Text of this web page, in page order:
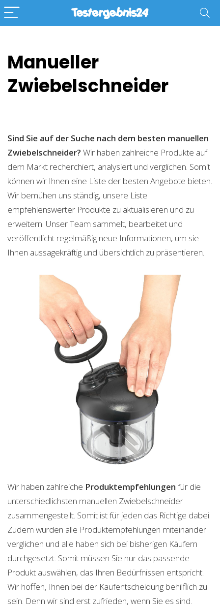
Manueller
Zwiebelschneider
Sind Sie auf der Suche nach dem besten manuellen
Zwiebelschneider? Wir haben zahlreiche Produkte auf
dem Markt recherchiert, analysiert und verglichen. Somit
können wir Ihnen eine Liste der besten Angebote bieten.
Wir bemühen uns ständig, unsere Liste
empfehlenswerter Produkte zu aktualisieren und zu
erweitern. Unser Team sammelt, bearbeitet und
veröffentlicht regelmäßig neue Informationen, um sie
Ihnen aussagekräftig und übersichtlich zu präsentieren.
Wir haben zahlreiche Produktempfehlungen für die
unterschiedlichsten manuellen Zwiebelschneider
zusammengestellt. Somit ist für jeden das Richtige dabei.
Zudem wurden alle Produktempfehlungen miteinander
verglichen und alle haben sich bei bisherigen Käufern
durchgesetzt. Somit müssen Sie nur das passende
Produkt auswählen, das Ihren Bedürfnissen entspricht.
Wir hoffen, Ihnen bei der Kaufentscheidung behilflich zu
sein. Denn wir sind erst zufrieden, wenn Sie es sind.